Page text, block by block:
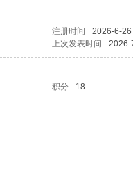
注册时间
2026-6-
上次发表时间 2026-
积分 18